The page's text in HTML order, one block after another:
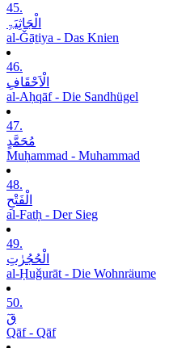
45.
الْجَاثِیَۃِ
al-Ǧāṯiya - Das Knien
46.
الْاَحْقَافِ
al-Aḥqāf - Die Sandhügel
47.
مُحَمَّدٍ
Muḥammad - Muhammad
48.
الْفَتْحِ
al-Fatḥ - Der Sieg
49.
الْحُجُرٰتِ
al-Ḥuǧurāt - Die Wohnräume
50.
قٓ
Qāf - Qāf